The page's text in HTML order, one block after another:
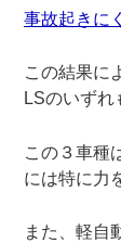
事故起きに
この結果に
LSのいずれ
この３車種
には特に力
また、軽自